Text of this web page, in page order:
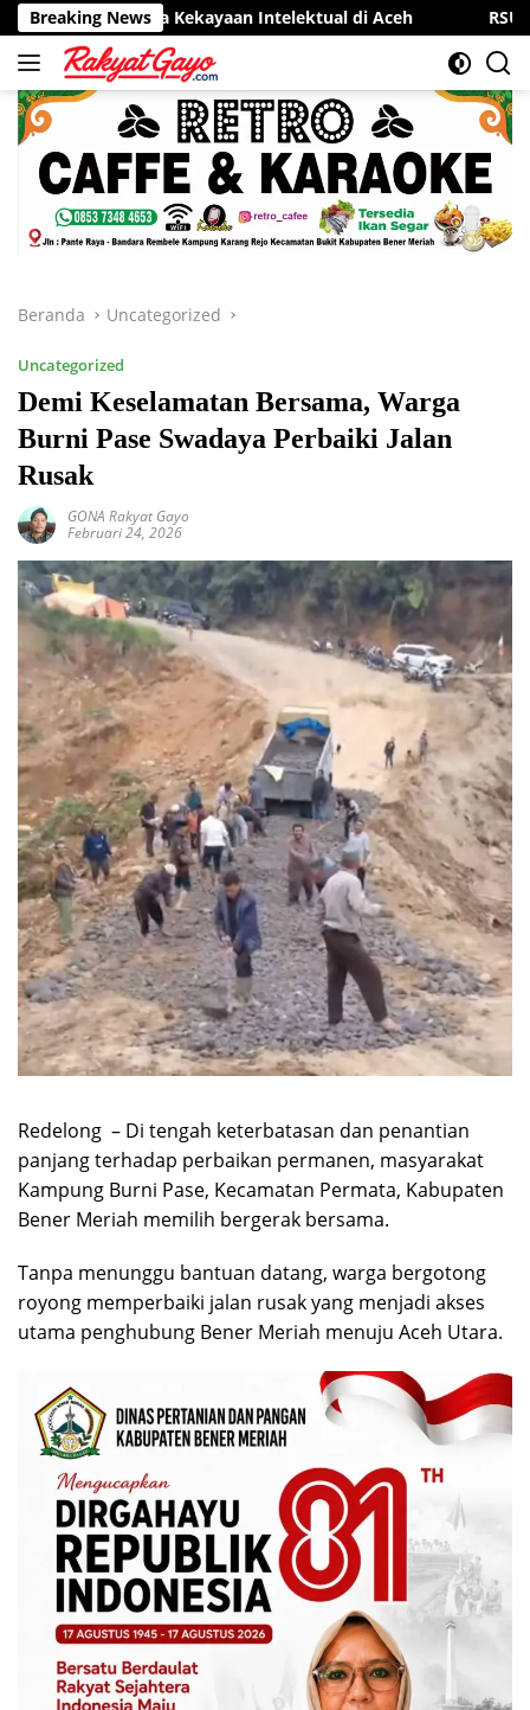
Langsung
ke
konten
Breaking News
Kekayaan Intelektual di Aceh RSUD Munyang Kute
Beranda Uncategorized
Uncategorized
Demi Keselamatan Bersama, Warga
Burni Pase Swadaya Perbaiki Jalan
Rusak
GONA Rakyat Gayo
Februari 24, 2026
Redelong – Di tengah keterbatasan dan penantian
panjang terhadap perbaikan permanen, masyarakat
Kampung Burni Pase, Kecamatan Permata, Kabupaten
Bener Meriah memilih bergerak bersama.
Tanpa menunggu bantuan datang, warga bergotong
royong memperbaiki jalan rusak yang menjadi akses
utama penghubung Bener Meriah menuju Aceh Utara.